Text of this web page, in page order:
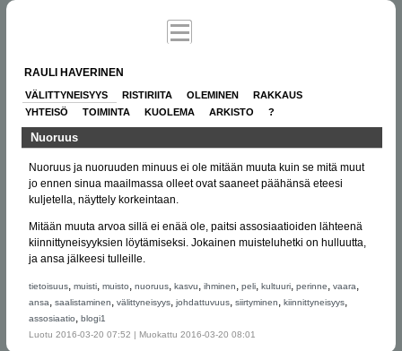
RAULI HAVERINEN
VÄLITTYNEISYYS RISTIRIITA OLEMINEN
RAKKAUS
YHTEISÖ
TOIMINTA KUOLEMA ARKISTO ?
Nuoruus
Nuoruus ja nuoruuden minuus ei ole mitään muuta kuin se mitä muut
jo ennen sinua maailmassa olleet ovat saaneet päähänsä eteesi
kuljetella, näyttely korkeintaan.
Mitään muuta arvoa sillä ei enää ole, paitsi assosiaatioiden lähteenä
kiinnittyneisyyksien löytämiseksi. Jokainen muisteluhetki on hulluutta,
ja ansa jälkeesi tulleille.
tietoisuus, muisti, muisto, nuoruus, kasvu, ihminen, peli, kultuuri, perinne, vaara,
ansa, saalistaminen, välittyneisyys, johdattuvuus, siirtyminen, kiinnittyneisyys,
assosiaatio, blogi1
Luotu 2016-03-20 07:52 | Muokattu 2016-03-20 08:01